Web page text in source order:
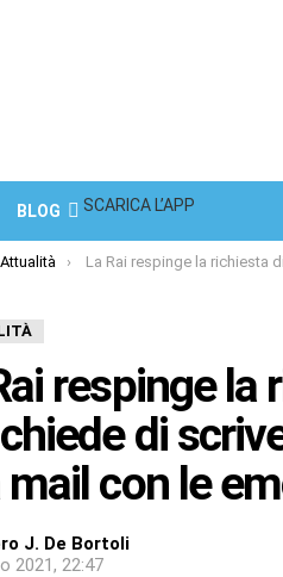
BLOG SCARICA L’APP
Attualità La Rai respinge la richiesta di incontro di Fedez ma chiede di scrivere delle memorie: lui
respinge la
di
mail con le
J. De Bortoli
2021, 22:47